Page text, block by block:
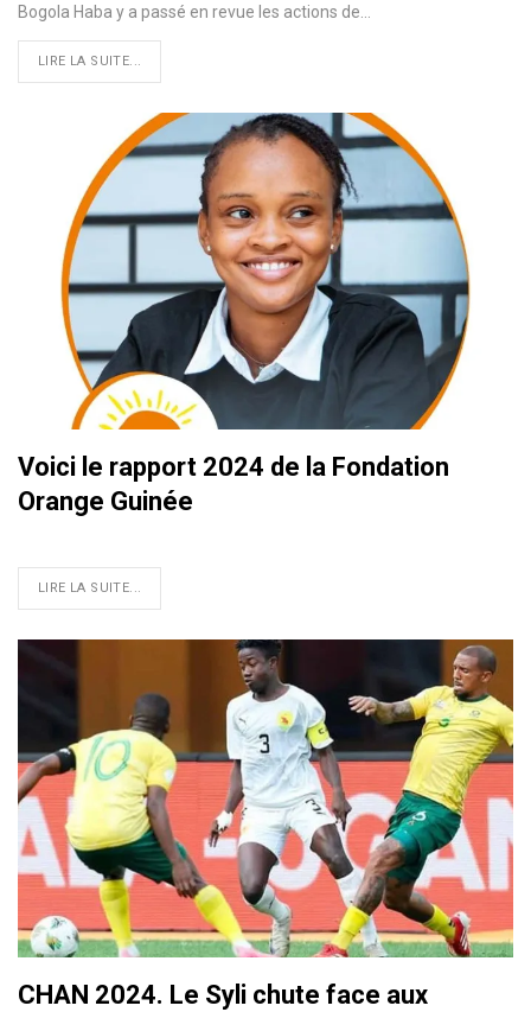
Bogola Haba y a passé en revue les actions de…
LIRE LA SUITE...
Voici le rapport 2024 de la Fondation
Orange Guinée
LIRE LA SUITE...
CHAN 2024. Le Syli chute face aux